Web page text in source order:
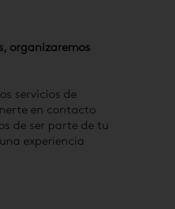
organizaremos
servicios de
en contacto
de ser parte de tu
experiencia